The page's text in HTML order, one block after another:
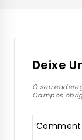
Deixe
O seu
Campos
Comment